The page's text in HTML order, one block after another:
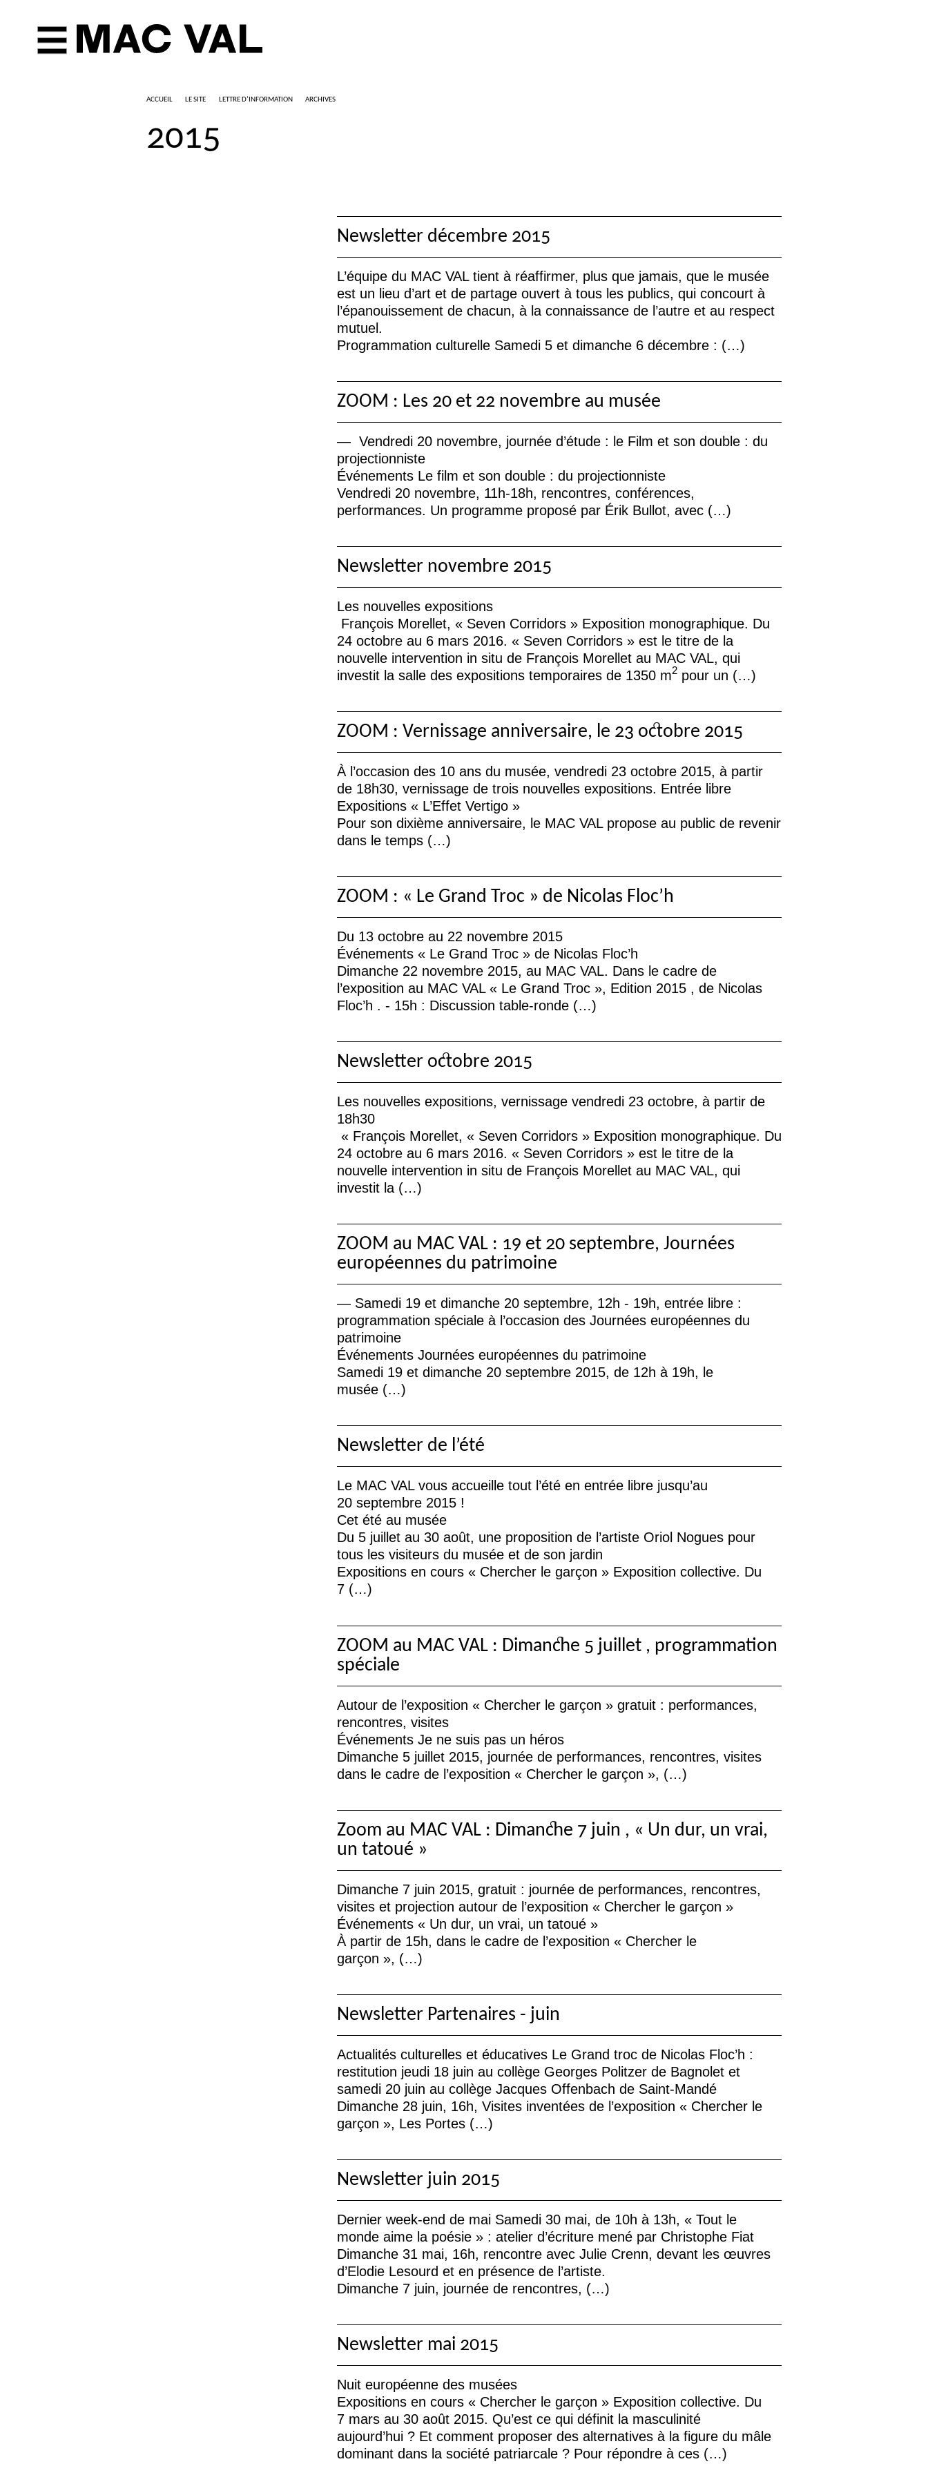
ACCUEIL LE SITE LETTRE D’INFORMATION ARCHIVES
2015
Newsletter décembre 2015
L’équipe du MAC VALtient à réaffirmer, plus que jamais, que le musée
est un lieu d’art et de partage ouvert à tous les publics, qui concourt à
l’épanouissement de chacun, à la connaissance de l’autre et au respect
mutuel.
Programmation culturelle Samedi 5 et dimanche 6 décembre : (…)
ZOOM : Les 20 et 22 novembre au musée
— Vendredi 20 novembre, journée d’étude : le Film et son double : du
projectionniste
Événements Le film et son double : du projectionniste
Vendredi 20 novembre, 11h-18h, rencontres, conférences,
performances. Un programme proposé par Érik Bullot, avec (…)
Newsletter novembre 2015
Les nouvelles expositions
François Morellet, « Seven Corridors » Exposition monographique. Du
24 octobre au 6 mars 2016. « Seven Corridors » est le titre de la
nouvelle intervention in situ de François Morellet au MAC VAL, qui
investit la salle des expositions temporaires de 1350 m2 pour un (…)
ZOOM : Vernissage anniversaire, le 23 octobre 2015
À l’occasion des 10 ans du musée, vendredi 23 octobre 2015, à partir
de 18h30, vernissage de trois nouvelles expositions. Entrée libre
Expositions « L’Effet Vertigo »
Pour son dixième anniversaire, le MAC VALpropose au public de revenir
dans le temps (…)
ZOOM : « Le Grand Troc » de Nicolas Floc’h
Du 13 octobre au 22 novembre 2015
Événements « Le Grand Troc » de Nicolas Floc’h
Dimanche 22 novembre 2015, au MAC VAL. Dans le cadre de
l’exposition au MAC VAL« Le Grand Troc », Edition 2015 , de Nicolas
Floc’h . - 15h : Discussion table-ronde (…)
Newsletter octobre 2015
Les nouvelles expositions, vernissage vendredi 23 octobre, à partir de
18h30
« François Morellet, « Seven Corridors » Exposition monographique. Du
24 octobre au 6 mars 2016. « Seven Corridors » est le titre de la
nouvelle intervention in situ de François Morellet au MAC VAL, qui
investit la (…)
ZOOM au MAC VAL : 19 et 20 septembre, Journées
européennes du patrimoine
— Samedi 19 et dimanche 20 septembre, 12h - 19h, entrée libre :
programmation spéciale à l’occasion des Journées européennes du
patrimoine
Événements Journées européennes du patrimoine
Samedi 19 et dimanche 20 septembre 2015, de 12h à 19h, le
musée (…)
Newsletter de l’été
Le MAC VALvous accueille tout l’été en entrée libre jusqu’au
20 septembre 2015 !
Cet été au musée
Du 5 juillet au 30 août, une proposition de l’artiste Oriol Nogues pour
tous les visiteurs du musée et de son jardin
Expositions en cours « Chercher le garçon » Exposition collective. Du
7 (…)
ZOOM au MAC VAL : Dimanche 5 juillet , programmation
spéciale
Autour de l’exposition « Chercher le garçon » gratuit : performances,
rencontres, visites
Événements Je ne suis pas un héros
Dimanche 5 juillet 2015, journée de performances, rencontres, visites
dans le cadre de l’exposition « Chercher le garçon », (…)
Zoom au MAC VAL : Dimanche 7 juin , « Un dur, un vrai,
un tatoué »
Dimanche 7 juin 2015, gratuit : journée de performances, rencontres,
visites et projection autour de l’exposition « Chercher le garçon »
Événements « Un dur, un vrai, un tatoué »
À partir de 15h, dans le cadre de l’exposition « Chercher le
garçon », (…)
Newsletter Partenaires - juin
Actualités culturelles et éducatives Le Grand troc de Nicolas Floc’h :
restitution jeudi 18 juin au collège Georges Politzer de Bagnolet et
samedi 20 juin au collège Jacques Offenbach de Saint-Mandé
Dimanche 28 juin, 16h, Visites inventées de l’exposition « Chercher le
garçon », Les Portes (…)
Newsletter juin 2015
Dernier week-end de mai Samedi 30 mai, de 10h à 13h, « Tout le
monde aime la poésie » : atelier d’écriture mené par Christophe Fiat
Dimanche 31 mai, 16h, rencontre avec Julie Crenn, devant les œuvres
d’Elodie Lesourd et en présence de l’artiste.
Dimanche 7 juin, journée de rencontres, (…)
Newsletter mai 2015
Nuit européenne des musées
Expositions en cours « Chercher le garçon » Exposition collective. Du
7 mars au 30 août 2015. Qu’est ce qui définit la masculinité
aujourd’hui ? Et comment proposer des alternatives à la figure du mâle
dominant dans la société patriarcale ? Pour répondre à ces (…)